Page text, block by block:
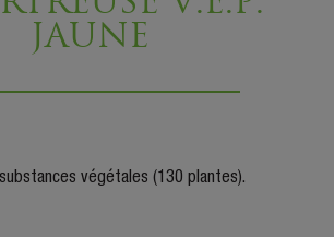
JAUNE
végétales (130 plantes).